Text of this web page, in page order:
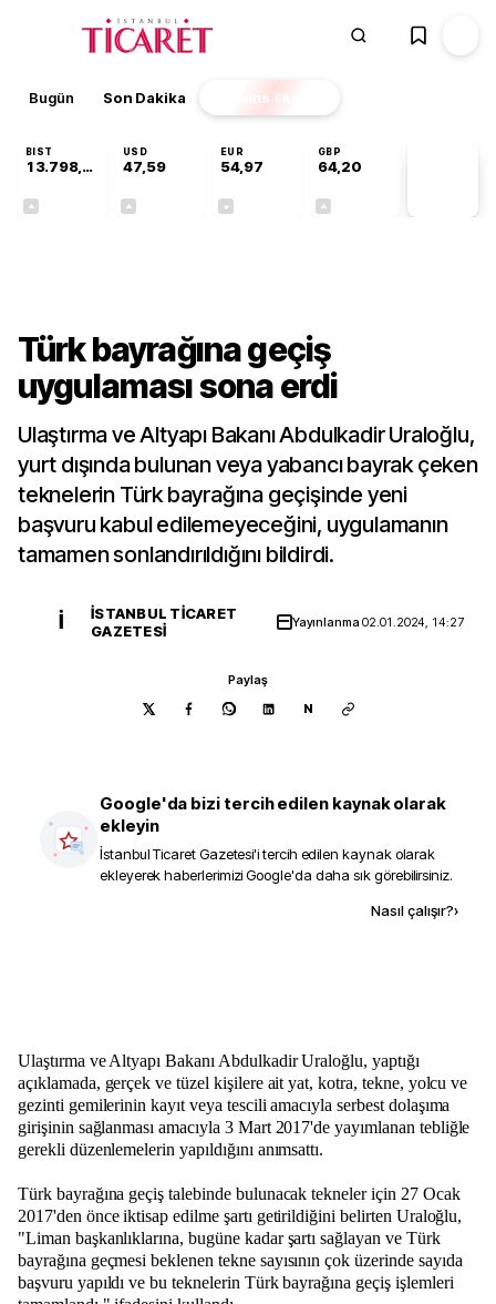
Bugün Son Dakika Finans EKSTRA
BIST
13.798,82
USD
47,59
EUR
54,97
GBP
64,20
Türk bayrağına geçiş
uygulaması sona erdi
Ulaştırma ve Altyapı Bakanı Abdulkadir Uraloğlu,
yurt dışında bulunan veya yabancı bayrak çeken
teknelerin Türk bayrağına geçişinde yeni
başvuru kabul edilemeyeceğini, uygulamanın
tamamen sonlandırıldığını bildirdi.
İ
İSTANBUL TICARET
GAZETESI
Yayınlanma02.01.2024, 14:27
Paylaş
N
Google'da bizi tercih edilen kaynak olarak
ekleyin
İstanbul Ticaret Gazetesi'i tercih edilen kaynak olarak
ekleyerek haberlerimizi Google'da daha sık görebilirsiniz.
Nasıl çalışır?›
Ulaştırma ve Altyapı Bakanı Abdulkadir Uraloğlu, yaptığı
açıklamada, gerçek ve tüzel kişilere ait yat, kotra, tekne, yolcu ve
gezinti gemilerinin kayıt veya tescili amacıyla serbest dolaşıma
girişinin sağlanması amacıyla 3 Mart 2017'de yayımlanan tebliğle
gerekli düzenlemelerin yapıldığını anımsattı.
Türk bayrağına geçiş talebinde bulunacak tekneler için 27 Ocak
2017'den önce iktisap edilme şartı getirildiğini belirten Uraloğlu,
"Liman başkanlıklarına, bugüne kadar şartı sağlayan ve Türk
bayrağına geçmesi beklenen tekne sayısının çok üzerinde sayıda
başvuru yapıldı ve bu teknelerin Türk bayrağına geçiş işlemleri